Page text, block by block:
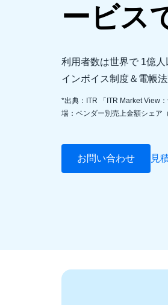
ービス
利用者数は世界で 1億人
インボイス制度＆電帳
*出典：ITR 「ITR Market View
場：ベンダー別売上金額シェア
お問い合わせ 見